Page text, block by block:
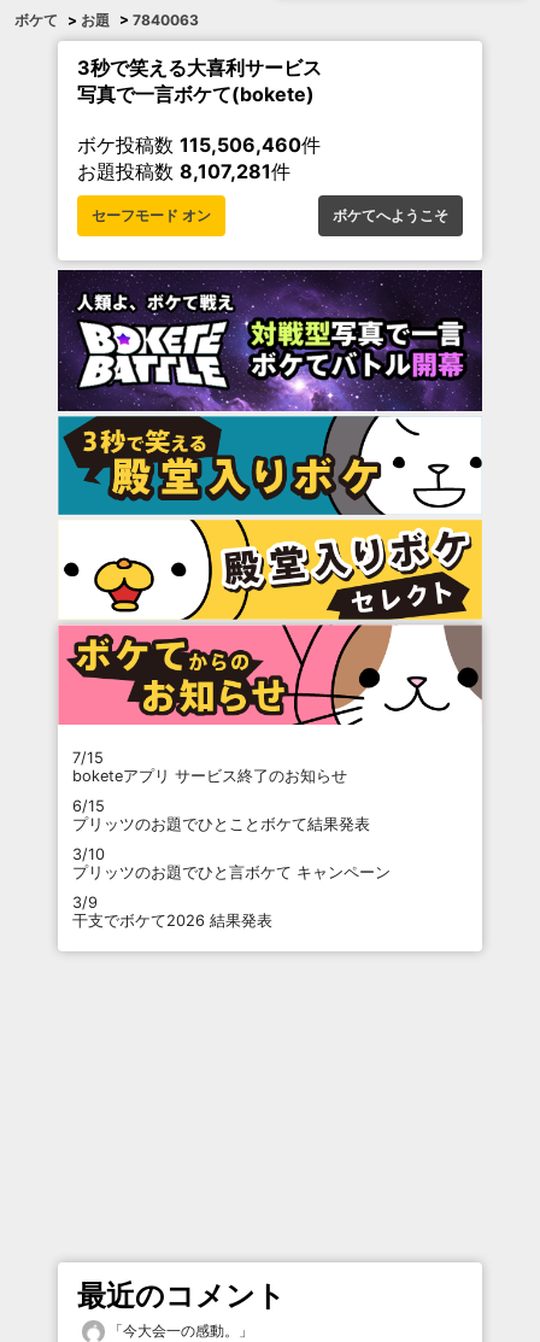
ボケて > お題 > 7840063
3秒で笑える大喜利サービス
写真で一言ボケて(bokete)
ボケ投稿数 115,506,460件
お題投稿数 8,107,281件
セーフモード オン ボケてへようこそ
7/15
boketeアプリ サービス終了のお知らせ
6/15
プリッツのお題でひとことボケて結果発表
3/10
プリッツのお題でひと言ボケて キャンペーン
3/9
干支でボケて2026 結果発表
最近のコメント
「今大会一の感動。
」